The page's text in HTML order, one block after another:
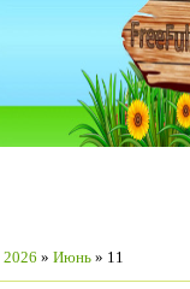
2026 » Июнь » 11